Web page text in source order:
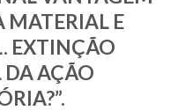
MATERIAL E
EXTINÇÃO
AÇÃO